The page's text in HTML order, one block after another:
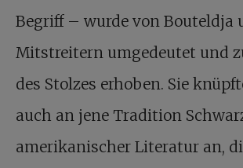
Begriff – wurde von Bouteldja
Mitstreitern umgedeutet und
des Stolzes erhoben. Sie
auch an jene Tradition
amerikanischer Literatur an,